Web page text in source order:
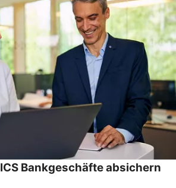
Bankgeschäfte absichern